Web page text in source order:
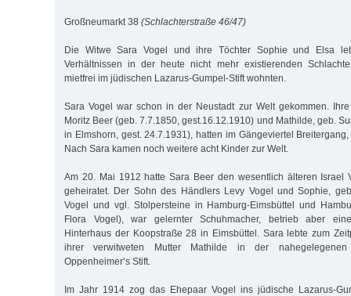
Großneumarkt 38 (Schlachterstraße 46/47)
Die Witwe Sara Vogel und ihre Töchter Sophie und Elsa
Verhältnissen in der heute nicht mehr existierenden
mietfrei im jüdischen Lazarus-Gumpel-Stift wohnten.
Sara Vogel war schon in der Neustadt zur Welt gekommen.
Moritz Beer (geb. 7.7.1850, gest.16.12.1910) und Mathilde, geb.
in Elmshorn, gest. 24.7.1931), hatten im Gängeviertel
Nach Sara kamen noch weitere acht Kinder zur Welt.
Am 20. Mai 1912 hatte Sara Beer den wesentlich älteren Israel
geheiratet. Der Sohn des Händlers Levy Vogel und Sophie,
Vogel und vgl. Stolpersteine in Hamburg-Eimsbüttel und
Flora Vogel), war gelernter Schuhmacher, betrieb aber
Hinterhaus der Koopstraße 28 in Eimsbüttel. Sara lebte zum
ihrer verwitweten Mutter Mathilde in der
Oppenheimer’s Stift.
Im Jahr 1914 zog das Ehepaar Vogel ins jüdische Lazarus-